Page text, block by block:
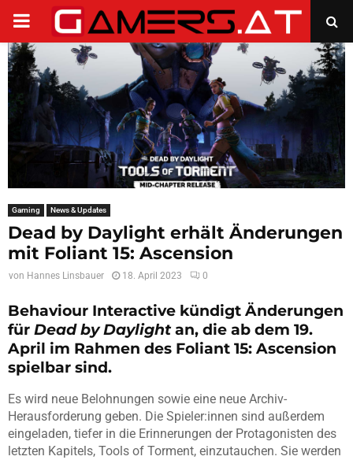
PRIMARY
MENU
Gaming News & Updates
Dead by Daylight erhält Änderungen
mit Foliant 15: Ascension
von Hannes Linsbauer 18. April 2023 0
Behaviour Interactive kündigt Änderungen
für Dead by Daylightan, die ab dem 19.
April im Rahmen des Foliant 15: Ascension
spielbar sind.
Es wird neue Belohnungen sowie eine neue Archiv-
Herausforderung geben. Die Spieler:innen sind außerdem
eingeladen, tiefer in die Erinnerungen der Protagonisten des
letzten Kapitels, Tools of Torment, einzutauchen. Sie werden